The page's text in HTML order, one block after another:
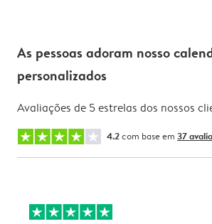
As pessoas adoram nosso
personalizados
Avaliações de 5 estrelas dos nossos
4.2com base em 37